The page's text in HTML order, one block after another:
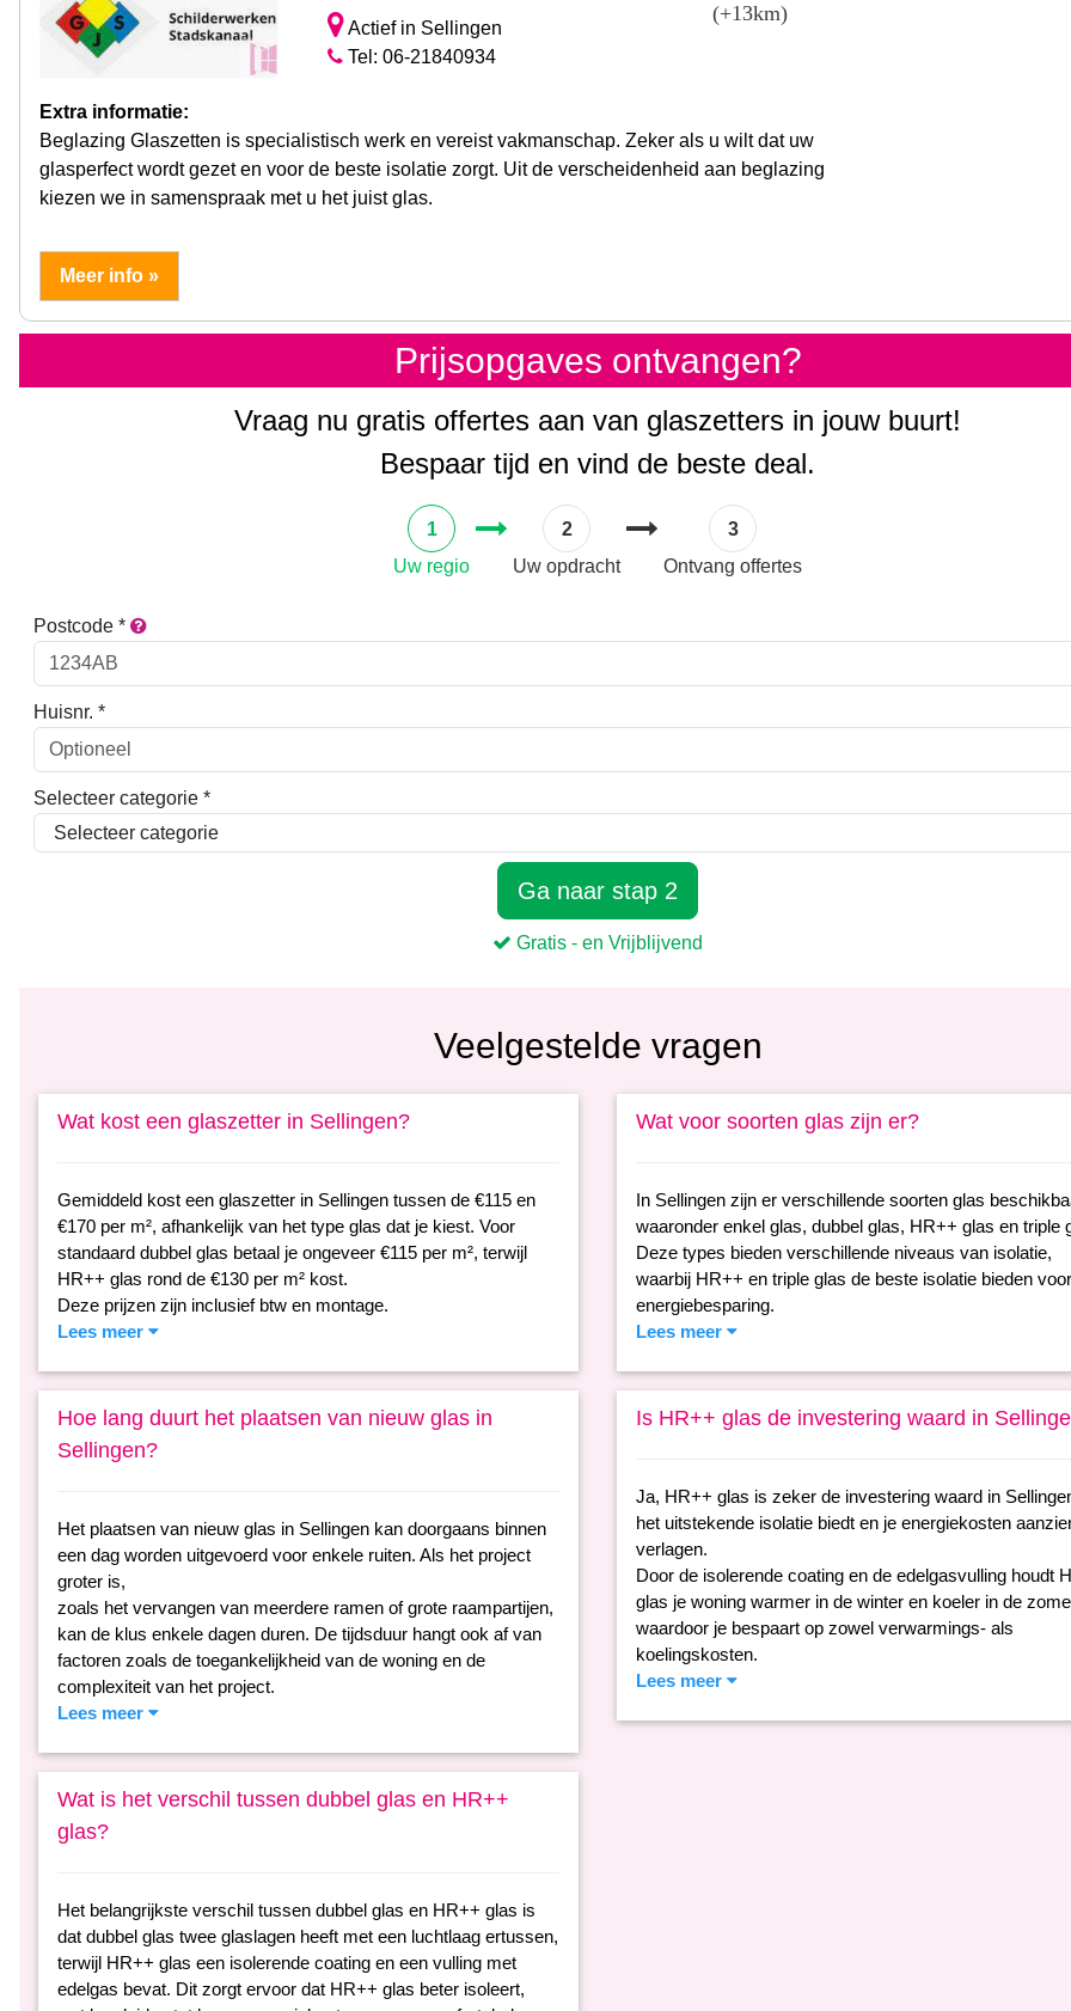
Actief in Sellingen
Tel: 06-21840934
(+13km)
Extra informatie:
Beglazing Glaszetten is specialistisch werk en vereist vakmanschap. Zeker als u wilt dat uw
glasperfect wordt gezet en voor de beste isolatie zorgt. Uit de verscheidenheid aan beglazing
kiezen we in samenspraak met u het juist glas.
Meer info »
Prijsopgaves ontvangen?
Vraag nu gratis offertes aan van glaszetters in jouw buurt!
Bespaar tijd en vind de beste deal.
Veelgestelde vragen
Wat kost een glaszetter in Sellingen?
Gemiddeld kost een glaszetter in Sellingen tussen de €115 en
€170 per m², afhankelijk van het type glas dat je kiest. Voor
standaard dubbel glas betaal je ongeveer €115 per m², terwijl
HR++ glas rond de €130 per m² kost.
Deze prijzen zijn inclusief btw en montage.
Lees meer
Wat voor soorten glas zijn er?
In Sellingen zijn er verschillende soorten glas
waaronder enkel glas, dubbel glas, HR++ glas en triple
Deze types bieden verschillende niveaus van isolatie,
waarbij HR++ en triple glas de beste isolatie bieden voor
energiebesparing.
Lees meer
Hoe lang duurt het plaatsen van nieuw glas in
Sellingen?
Het plaatsen van nieuw glas in Sellingen kan doorgaans binnen
een dag worden uitgevoerd voor enkele ruiten. Als het project
groter is,
zoals het vervangen van meerdere ramen of grote raampartijen,
kan de klus enkele dagen duren. De tijdsduur hangt ook af van
factoren zoals de toegankelijkheid van de woning en de
complexiteit van het project.
Lees meer
Is HR++ glas de investering waard in
Ja, HR++ glas is zeker de investering waard in
het uitstekende isolatie biedt en je energiekosten
verlagen.
Door de isolerende coating en de edelgasvulling houdt
glas je woning warmer in de winter en koeler in de
waardoor je bespaart op zowel verwarmings- als
koelingskosten.
Lees meer
Wat is het verschil tussen dubbel glas en HR++
glas?
Het belangrijkste verschil tussen dubbel glas en HR++ glas is
dat dubbel glas twee glaslagen heeft met een luchtlaag ertussen,
terwijl HR++ glas een isolerende coating en een vulling met
edelgas bevat. Dit zorgt ervoor dat HR++ glas beter isoleert,